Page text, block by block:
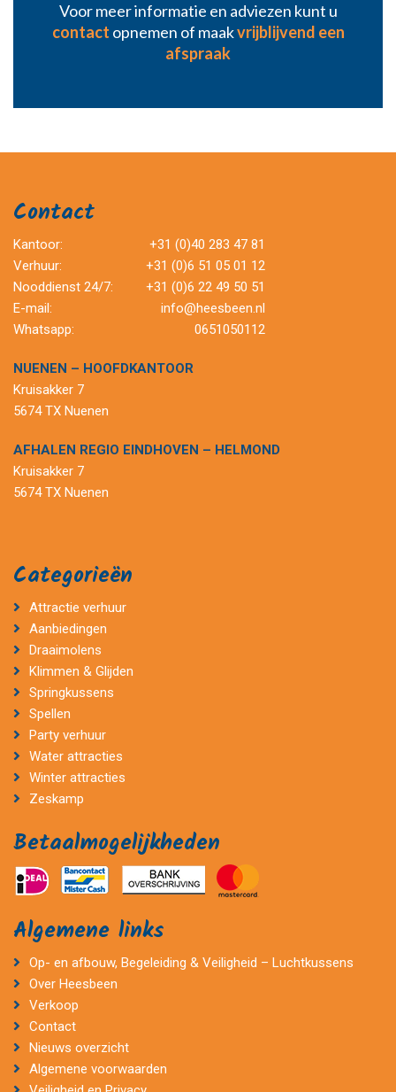
Voor meer informatie en adviezen kunt u
contact opnemen of maakvrijblijvend een
afspraak
Contact
Kantoor:
+31 (0)40 283 47 81
Verhuur:
+31 (0)6 51 05 01 12
Nooddienst 24/7:
+31 (0)6 22 49 50 51
E-mail:
info@heesbeen.nl
Whatsapp:
0651050112
NUENEN – HOOFDKANTOOR
Kruisakker 7
5674 TX Nuenen
AFHALEN REGIO EINDHOVEN – HELMOND
Kruisakker 7
5674 TX Nuenen
Categorieën
Attractie verhuur
Aanbiedingen
Draaimolens
Klimmen & Glijden
Springkussens
Spellen
Party verhuur
Water attracties
Winter attracties
Zeskamp
Betaalmogelijkheden
Algemene links
Op- en afbouw, Begeleiding & Veiligheid – Luchtkussens
Over Heesbeen
Verkoop
Contact
Nieuws overzicht
Algemene voorwaarden